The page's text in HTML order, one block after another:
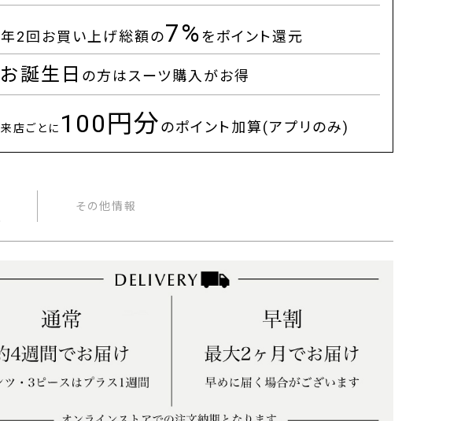
年2回お買い上げ総額の7%をポイント還元
お誕生日 の方はスーツ購入がお得
来店ごとに 100円分のポイント加算(アプリのみ)
その他情報